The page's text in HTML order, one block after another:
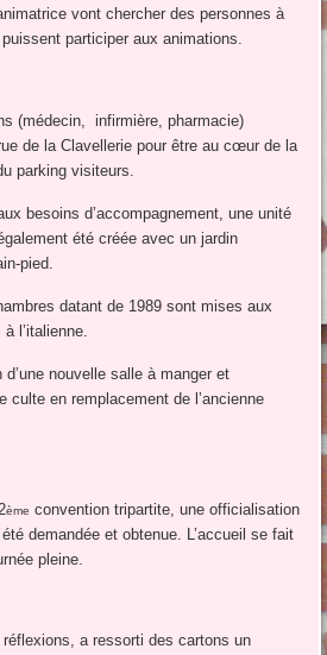
vont chercher des personnes à
puissent participer aux animations.
(médecin, infirmière, pharmacie)
de la Clavellerie pour être au cœur de la
parking visiteurs.
besoins d’accompagnement, une unité
été créée avec un jardin
pied.
datant de 1989 sont mises aux
l’italienne.
nouvelle salle à manger et
culte en remplacement de l’ancienne
ème convention tripartite, une officialisation
demandée et obtenue. L’accueil se fait
pleine.
réflexions, a ressorti des cartons un